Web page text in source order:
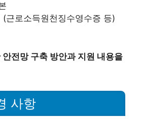
(근로소득원천징수영수증 등)
전망 구축 방안과 지원 내용을
사항